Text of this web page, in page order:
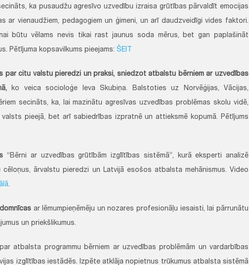
ka pusaudžu agresīvo uzvedību izraisa grūtības pārvaldīt emocijas
ar vienaudžiem, pedagogiem un ģimeni, un arī daudzveidīgi vides faktori.
būtu vēlams nevis tikai rast jaunus soda mērus, bet gan paplašināt
Pētījuma kopsavilkums pieejams: ŠEIT
par citu valstu pieredzi un praksi, sniedzot atbalstu bērniem ar uzvedības
ko veica socioloģe Ieva Skubiņa. Balstoties uz Norvēģijas, Vācijas,
secināts, ka, lai mazinātu agresīvas uzvedības problēmas skolu vidē,
valsts pieejā, bet arī sabiedrības izpratnē un attieksmē kopumā. Pētījums
“Bērni ar uzvedības grūtībām izglītības sistēmā”, kurā eksperti analizē
ārvalstu pieredzi un Latvijā esošos atbalsta mehānismus. Video
.
ar lēmumpieņēmēju un nozares profesionāļu iesaisti, lai pārrunātu
un priekšlikumus.
atbalsta programmu bērniem ar uzvedības problēmām un vardarbības
izglītības iestādēs. Izpēte atklāja nopietnus trūkumus atbalsta sistēmā